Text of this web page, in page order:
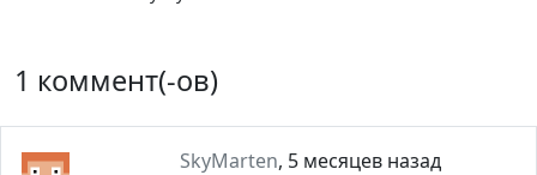
1 коммент(-ов)
SkyMarten, 5 месяцев назад